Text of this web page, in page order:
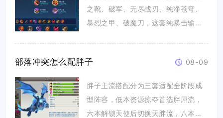
之靴、破军、无尽战刃、纯净苍穹、
暴烈之甲、破魔刀，这套纯暴击输出
部落冲突怎么配胖子 08-09
胖子主流搭配分为三套适配全阶段成
型阵容，低本资源掠夺首选胖屌流，
六本解锁天使后切换天胖流，八本及